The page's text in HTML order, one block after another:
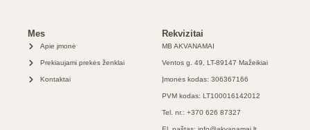
Mes
Apie įmonė
Prekiaujami prekės ženklai
Kontaktai
Rekvizitai
MB AKVANAMAI
Ventos g. 49, LT-89147 Mažeikiai
Įmonės kodas: 306367166
PVM kodas: LT100016142012
Tel. nr.: +370 626 87327